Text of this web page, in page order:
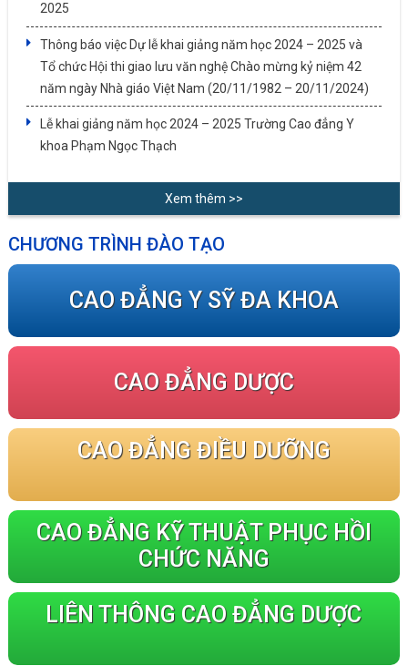
2025
Thông báo việc Dự lễ khai giảng năm học 2024 – 2025 và
Tổ chức Hội thi giao lưu văn nghệ Chào mừng kỷ niệm 42
năm ngày Nhà giáo Việt Nam (20/11/1982 – 20/11/2024)
Lễ khai giảng năm học 2024 – 2025 Trường Cao đẳng Y
khoa Phạm Ngọc Thạch
Xem thêm >>
CHƯƠNG TRÌNH ĐÀO TẠO
CAO ĐẲNG Y SỸ ĐA KHOA
CAO ĐẲNG DƯỢC
CAO ĐẲNG ĐIỀU DƯỠNG
CAO ĐẲNG KỸ THUẬT PHỤC HỒI
CHỨC NĂNG
LIÊN THÔNG CAO ĐẲNG DƯỢC